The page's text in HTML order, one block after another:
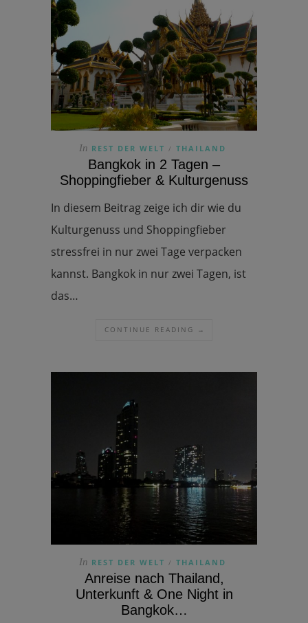
In REST DER WELT / THAILAND
Bangkok in 2 Tagen –
Shoppingfieber & Kulturgenuss
In diesem Beitrag zeige ich dir wie du
Kulturgenuss und Shoppingfieber
stressfrei in nur zwei Tage verpacken
kannst. Bangkok in nur zwei Tagen, ist
das…
CONTINUE READING →
In REST DER WELT / THAILAND
Anreise nach Thailand,
Unterkunft & One Night in
Bangkok…